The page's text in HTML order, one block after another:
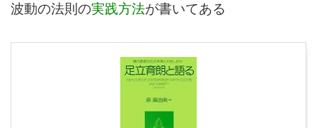
波動の法則の実践方法が書いてある